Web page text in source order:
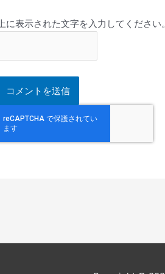
上に表示された文字を入力してください